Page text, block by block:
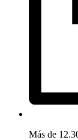
Más de